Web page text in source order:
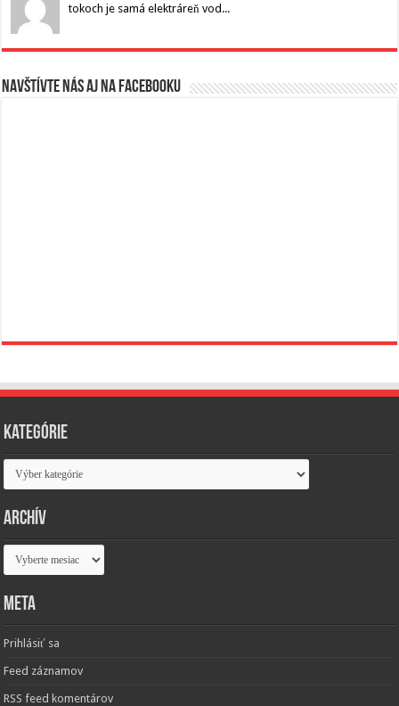
tokoch je samá elektráreň vod...
Navštívte nás aj na Facebooku
Kategórie
Kategórie
Archív
Archív
Meta
Prihlásiť sa
Feed záznamov
RSS feed komentárov